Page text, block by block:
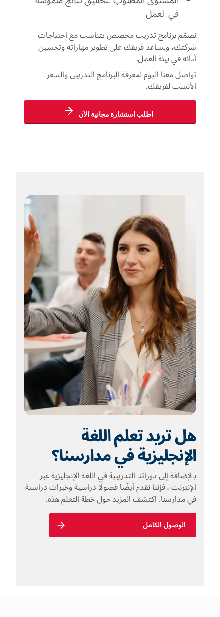
في العمل
نصمّم برنامج تدريب مخصص يتناسب مع احتياجات
شركتك، ويساعد فريقك على تطوير مهاراته وتحسين
أدائه في بيئة العمل.
تواصل معنا اليوم لمعرفة البرنامج التدريبي والسعر
الأنسب لفريقك.
اطلب استشارة مجانية الآن
هل تريد تعلم اللغة
الإنجليزية في مدارسنا؟
بالإضافة إلى دوراتنا التدريبية في اللغة الإنجليزية عبر
الإنترنت ، فإننا نقدم أيضًا فصولًا دراسية وخبرات دراسية
في مدارسنا. اكتشف المزيد حول خطة التعلم هذه.
الوصول الكامل